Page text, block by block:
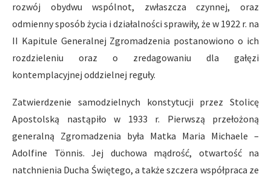
rozwój obydwu wspólnot, zwłaszcza czynnej, oraz
odmienny sposób życia i działalności sprawiły, że w 1922 r. na
II Kapitule Generalnej Zgromadzenia postanowiono o ich
rozdzieleniu oraz o zredagowaniu dla gałęzi
kontemplacyjnej oddzielnej reguły.
Zatwierdzenie samodzielnych konstytucji przez Stolicę
Apostolską nastąpiło w 1933 r. Pierwszą przełożoną
generalną Zgromadzenia była Matka Maria Michaele –
Adolfine Tönnis. Jej duchowa mądrość, otwartość na
natchnienia Ducha Świętego, a także szczera współpraca ze